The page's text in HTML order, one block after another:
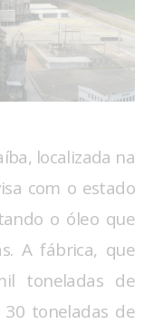
localizada na
com o estado
o óleo que
A fábrica, que
toneladas de
toneladas de